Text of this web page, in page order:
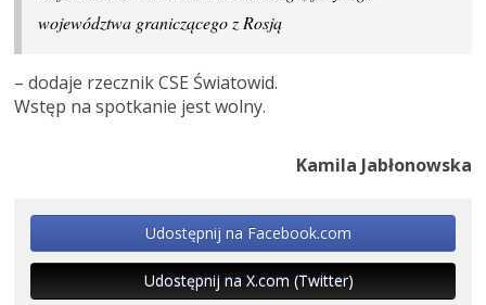
województwa graniczącego z Rosją
– dodaje rzecznik CSE Światowid.
Wstęp na spotkanie jest wolny.
Kamila Jabłonowska
Udostępnij na Facebook.com
Udostępnij na X.com (Twitter)